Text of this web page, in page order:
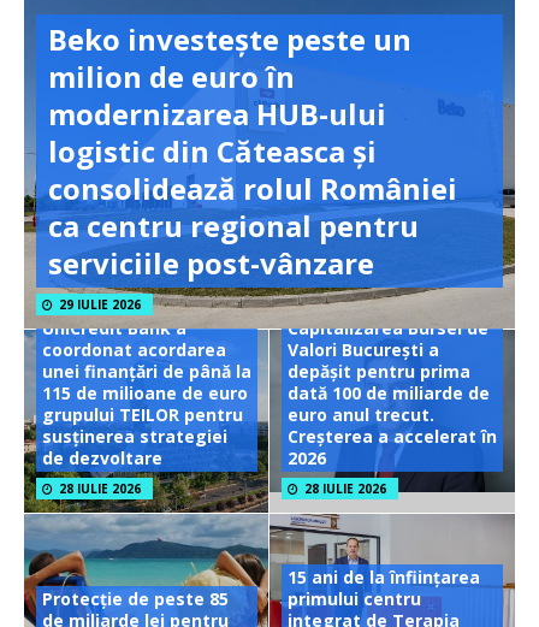
Beko investește peste un
milion de euro în
modernizarea HUB-ului
logistic din Căteasca și
consolidează rolul României
ca centru regional pentru
serviciile post-vânzare
29 IULIE 2026
UniCredit Bank a
coordonat acordarea
unei finanțări de până la
115 de milioane de euro
grupului TEILOR pentru
susținerea strategiei
de dezvoltare
28 IULIE 2026
Capitalizarea Bursei de
Valori București a
depășit pentru prima
dată 100 de miliarde de
euro anul trecut.
Creșterea a accelerat în
2026
28 IULIE 2026
Protecție de peste 85
de miliarde lei pentru
15 ani de la înființarea
primului centru
integrat de Terapia